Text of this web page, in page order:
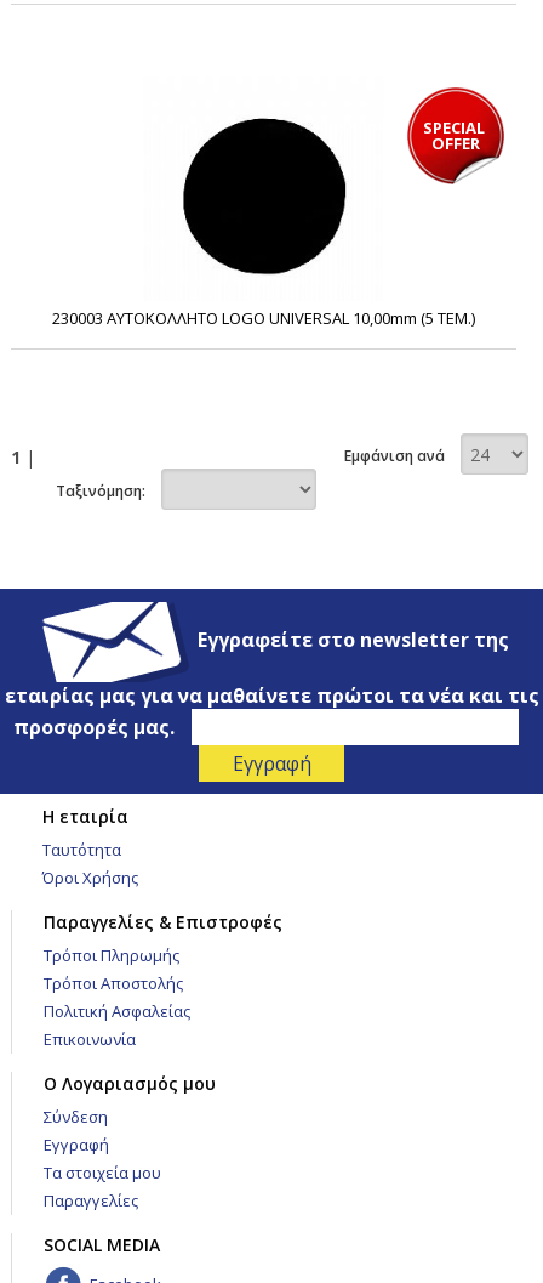
SPECIAL
OFFER
230003 ΑΥΤΟΚΟΛΛΗΤΟ LOGO UNIVERSAL 10,00mm (5 ΤΕΜ.)
1 |
Εμφάνιση ανά
Ταξινόμηση:
Εγγραφείτε στο newsletter της
εταιρίας μας για να μαθαίνετε πρώτοι τα νέα και τις
προσφορές μας.
Η εταιρία
Ταυτότητα
Όροι Χρήσης
Παραγγελίες & Επιστροφές
Τρόποι Πληρωμής
Τρόποι Αποστολής
Πολιτική Ασφαλείας
Επικοινωνία
Ο Λογαριασμός μου
Σύνδεση
Εγγραφή
Τα στοιχεία μου
Παραγγελίες
SOCIAL MEDIA